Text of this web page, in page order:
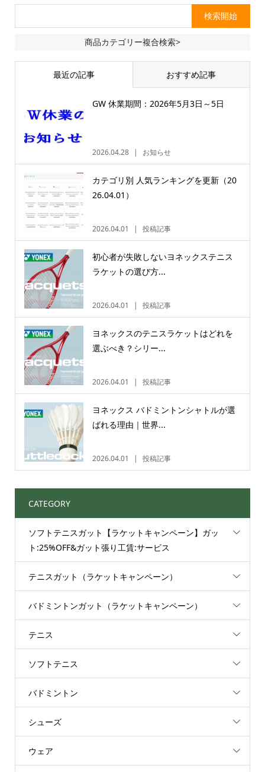
商品カテゴリー複合検索>
最近の記事 おすすめ記事
GW 休業期間：2026年5月3日～5日
2026.04.28 お知らせ
カテゴリ別 人気ランキングを更新（20
26.04.01）
2026.04.01 投稿記事
初心者が失敗しないヨネックステニス
ラケットの選び方...
2026.04.01 投稿記事
ヨネックスのテニスラケットはどれを
選ぶべき？シリー...
2026.04.01 投稿記事
ヨネックス バドミントンシャトルが選
ばれる理由｜世界...
2026.04.01 投稿記事
CATEGORY
ソフトテニスガット【ラケットキャンペーン】ガッ
ト:25%OFF&ガット張り工賃:サービス
テニスガット（ラケットキャンペーン）
バドミントンガット（ラケットキャンペーン）
テニス
ソフトテニス
バドミントン
シューズ
ウェア